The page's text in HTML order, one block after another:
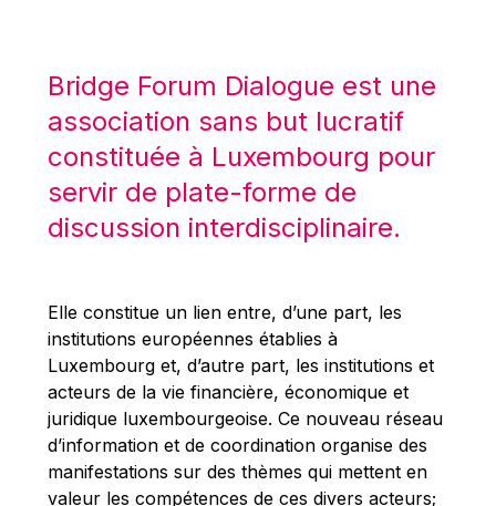
Mario Centeno
Mario Monti
Maroš ŠEFČOVIČ
Martin Bailey
Martine Reicherts
Michael Sohlman
Michel Goedert
Mireille Delmas-Marty
Nobuo Tanaka
Otmar Issing
Bridge Forum Dialogue est une
association sans but lucratif
constituée à Luxembourg pour
servir de plate-forme de
discussion interdisciplinaire.
Elle constitue un lien entre, d’une part, les
institutions européennes établies à
Luxembourg et, d’autre part, les institutions et
acteurs de la vie financière, économique et
juridique luxembourgeoise. Ce nouveau réseau
d’information et de coordination organise des
manifestations sur des thèmes qui mettent en
valeur les compétences de ces divers acteurs;